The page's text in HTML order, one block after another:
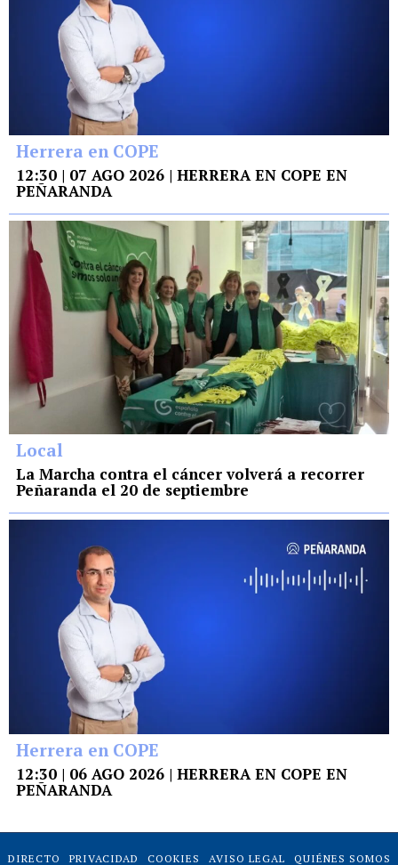
Herrera en COPE
12:30 | 07 AGO 2026 | HERRERA EN COPE EN
PEÑARANDA
Local
La Marcha contra el cáncer volverá a recorrer
Peñaranda el 20 de septiembre
Herrera en COPE
12:30 | 06 AGO 2026 | HERRERA EN COPE EN
PEÑARANDA
DIRECTO PRIVACIDAD COOKIES AVISO LEGAL QUIÉNES SOMOS